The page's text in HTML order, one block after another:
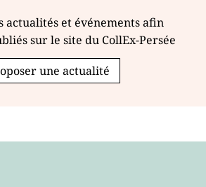
actualités et événements afin
sur le site du CollEx-Persée
une actualité